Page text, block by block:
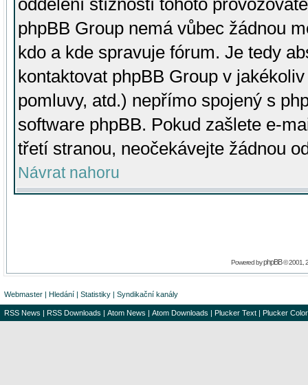
oddělení stížností tohoto
phpBB Group nemá vůbec žádnou
kdo a kde spravuje fórum. Je tedy
kontaktovat phpBB Group v
pomluvy, atd.) nepřímo spojený s
software phpBB. Pokud zašlete e-
třetí stranou, neočekávejte žádnou
Návrat nahoru
Powered byphpBB© 2001,
Webmaster | Hledání | Statistiky | Syndikační kanály
RSS News | RSS Downloads | Atom News | Atom Downloads | Plucker Text | Plucker Color